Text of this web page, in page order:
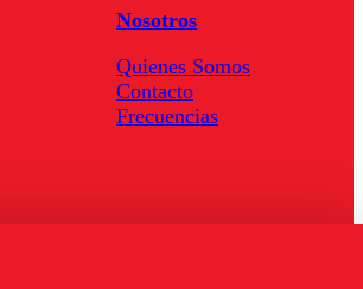
Nosotros
Quienes Somos
Contacto
Frecuencias